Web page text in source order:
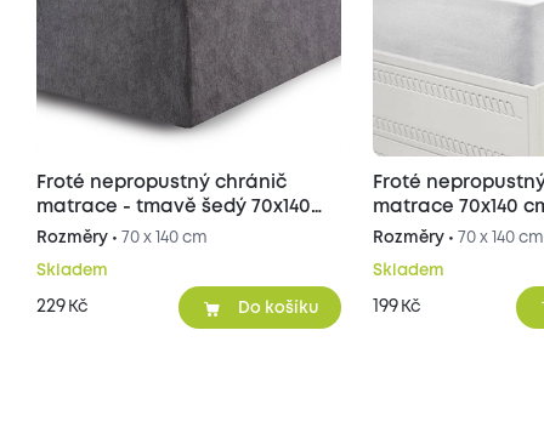
Froté nepropustný chránič
matrace - tmavě šedý 70x140
cm
Rozměry • 70 x 140 cm
Skladem
229 Kč Do košíku
Froté
matrace 70x140
Rozměry • 70 x 140 cm
Skladem
199 Kč